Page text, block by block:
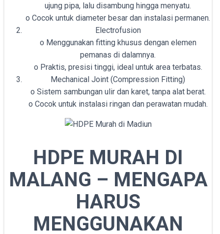
ujung pipa, lalu disambung hingga menyatu.
o Cocok untuk diameter besar dan instalasi permanen.
Electrofusion
o Menggunakan fitting khusus dengan elemen
pemanas di dalamnya.
o Praktis, presisi tinggi, ideal untuk area terbatas.
Mechanical Joint (Compression Fitting)
o Sistem sambungan ulir dan karet, tanpa alat berat.
o Cocok untuk instalasi ringan dan perawatan mudah.
HDPE MURAH DI
MALANG – MENGAPA
HARUS
MENGGUNAKAN